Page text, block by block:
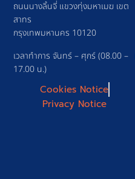
ถนนนางลิ้นจี่ แขวงทุ่งมหาเมฆ เขต
สาทร
กรุงเทพมหานคร 10120
เวลาทำการ จันทร์ – ศุกร์ (08.00 –
17.00 น.)
Cookies Notice
Privacy Notice